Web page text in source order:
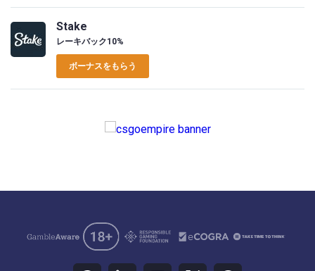
Stake
レーキバック10%
ボーナスをもらう